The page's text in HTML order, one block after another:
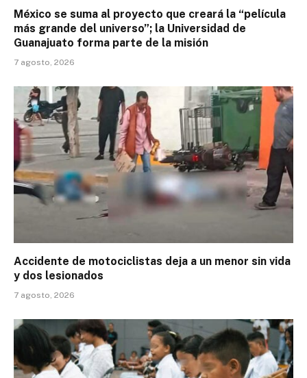
México se suma al proyecto que creará la “película
más grande del universo”; la Universidad de
Guanajuato forma parte de la misión
7 agosto, 2026
Accidente de motociclistas deja a un menor sin vida
y dos lesionados
7 agosto, 2026